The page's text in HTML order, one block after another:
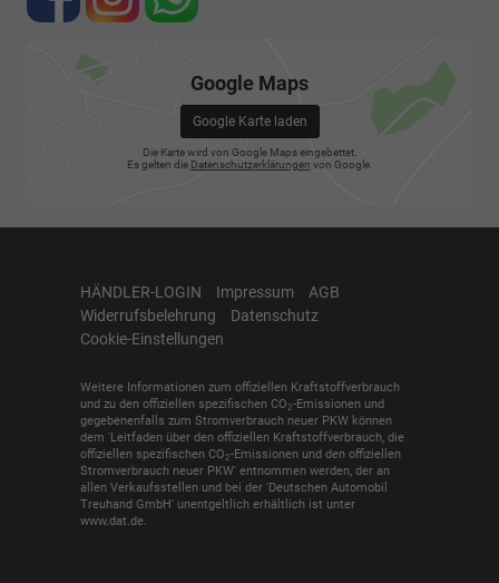
Google Maps
Google Karte laden
Die Karte wird von Google Maps eingebettet.
Es gelten die Datenschutzerklärungen von Google.
HÄNDLER-LOGIN Impressum
AGB
Widerrufsbelehrung
Datenschutz
Cookie-Einstellungen
Weitere Informationen zum offiziellen Kraftstoffverbrauch
und zu den offiziellen spezifischen CO2-Emissionen und
gegebenenfalls zum Stromverbrauch neuer PKW können
dem 'Leitfaden über den offiziellen Kraftstoffverbrauch, die
offiziellen spezifischen CO2-Emissionen und den offiziellen
Stromverbrauch neuer PKW' entnommen werden, der an
allen Verkaufsstellen und bei der 'Deutschen Automobil
Treuhand GmbH' unentgeltlich erhältlich ist unter
www.dat.de.